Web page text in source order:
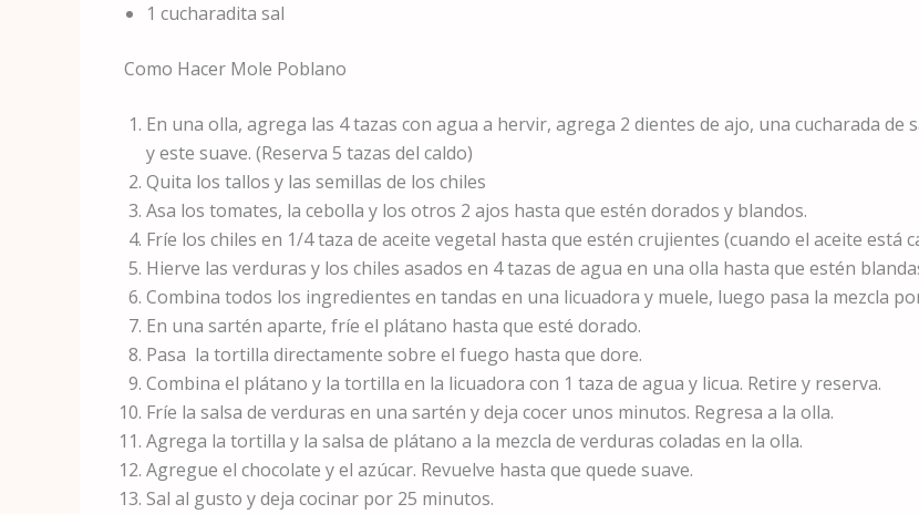
1 cucharadita sal
Como Hacer Mole Poblano
En una olla, agrega las 4 tazas con agua a hervir, agrega 2 dientes de ajo, una cucharada de
y este suave. (Reserva 5 tazas del caldo)
Quita los tallos y las semillas de los chiles
Asa los tomates, la cebolla y los otros 2 ajos hasta que estén dorados y blandos.
Fríe los chiles en 1/4 taza de aceite vegetal hasta que estén crujientes (cuando el aceite está
Hierve las verduras y los chiles asados ​​en 4 tazas de agua en una olla hasta que estén
Combina todos los ingredientes en tandas en una licuadora y muele, luego pasa la mezcla
En una sartén aparte, fríe el plátano hasta que esté dorado.
Pasa la tortilla directamente sobre el fuego hasta que dore.
Combina el plátano y la tortilla en la licuadora con 1 taza de agua y licua. Retire y reserva.
Fríe la salsa de verduras en una sartén y deja cocer unos minutos. Regresa a la olla.
Agrega la tortilla y la salsa de plátano a la mezcla de verduras coladas en la olla.
Agregue el chocolate y el azúcar. Revuelve hasta que quede suave.
Sal al gusto y deja cocinar por 25 minutos.